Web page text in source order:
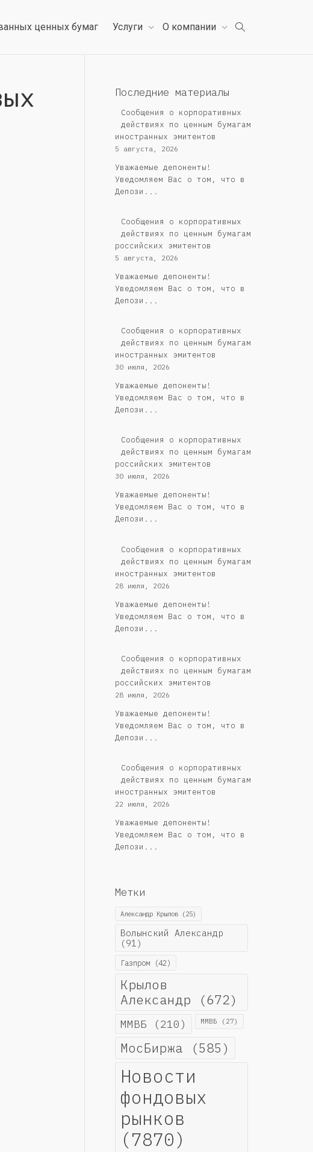
ценных бумаг Услуги О компании
Последние материалы
Сообщения о корпоративных
действиях по ценным бумагам
иностранных эмитентов
5 августа, 2026
Уважаемые депоненты!
Уведомляем Вас о том, что в
Депози...
Cообщения о корпоративных
действиях по ценным бумагам
российских эмитентов
5 августа, 2026
Уважаемые депоненты!
Уведомляем Вас о том, что в
Депози...
Сообщения о корпоративных
действиях по ценным бумагам
иностранных эмитентов
30 июля, 2026
Уважаемые депоненты!
Уведомляем Вас о том, что в
Депози...
Cообщения о корпоративных
действиях по ценным бумагам
российских эмитентов
30 июля, 2026
Уважаемые депоненты!
Уведомляем Вас о том, что в
Депози...
Сообщения о корпоративных
действиях по ценным бумагам
иностранных эмитентов
28 июля, 2026
Уважаемые депоненты!
Уведомляем Вас о том, что в
Депози...
Cообщения о корпоративных
действиях по ценным бумагам
российских эмитентов
28 июля, 2026
Уважаемые депоненты!
Уведомляем Вас о том, что в
Депози...
Сообщения о корпоративных
действиях по ценным бумагам
иностранных эмитентов
22 июля, 2026
Уважаемые депоненты!
Уведомляем Вас о том, что в
Депози...
Метки
Александр Крылов(25)
Волынский Александр
(91)
Газпром(42)
Крылов
Александр (672)
ММВБ (210) ММВБ (27)
МосБиржа (585)
Новости
фондовых
рынков
(7870)